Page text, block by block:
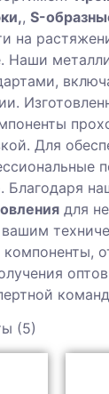
, S-
на
Наши
Для
. Благодаря
для
(5)